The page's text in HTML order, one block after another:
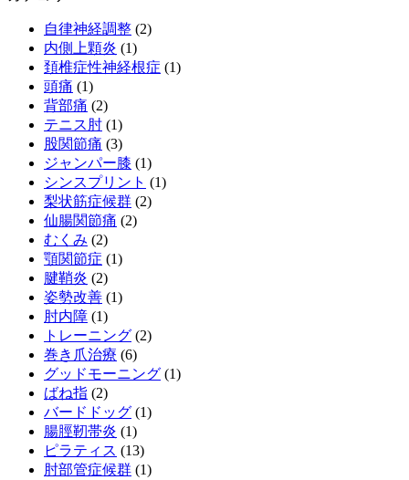
自律神経調整 (2)
内側上顆炎 (1)
頚椎症性神経根症 (1)
頭痛 (1)
背部痛 (2)
テニス肘 (1)
股関節痛 (3)
ジャンパー膝 (1)
シンスプリント (1)
梨状筋症候群 (2)
仙腸関節痛 (2)
むくみ (2)
顎関節症 (1)
腱鞘炎 (2)
姿勢改善 (1)
肘内障 (1)
トレーニング (2)
巻き爪治療 (6)
グッドモーニング (1)
ばね指 (2)
バードドッグ (1)
腸脛靭帯炎 (1)
ピラティス (13)
肘部管症候群 (1)